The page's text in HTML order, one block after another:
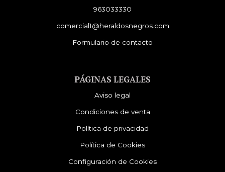
963033330
comercial1@heraldosnegros.com
Formulario de contacto
PÁGINAS LEGALES
Aviso legal
Condiciones de venta
Política de privacidad
Política de Cookies
Configuración de Cookies